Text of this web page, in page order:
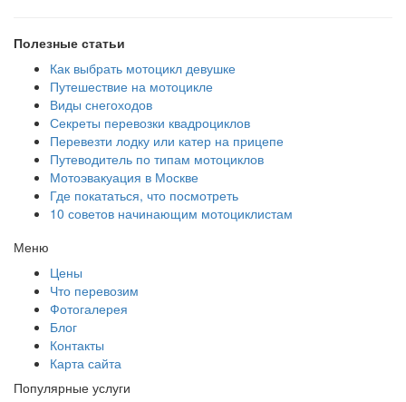
Полезные статьи
Как выбрать мотоцикл девушке
Путешествие на мотоцикле
Виды снегоходов
Секреты перевозки квадроциклов
Перевезти лодку или катер на прицепе
Путеводитель по типам мотоциклов
Мотоэвакуация в Москве
Где покататься, что посмотреть
10 советов начинающим мотоциклистам
Меню
Цены
Что перевозим
Фотогалерея
Блог
Контакты
Карта сайта
Популярные услуги